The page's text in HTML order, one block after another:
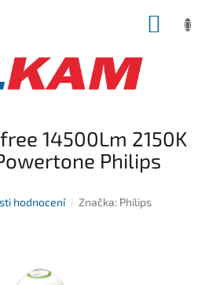
14500Lm 2150K
Philips
hodnocení Značka: Philips